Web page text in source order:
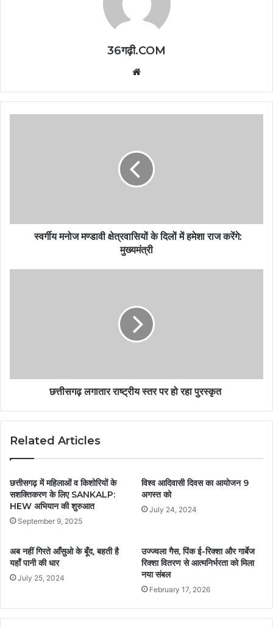
36गढ़ी.COM
स्वर्गीय मनोज मण्डावी क्षेत्रवासियों के दिलों में हमेशा राज करेंगे:
मुख्यमंत्री
छत्तीसगढ़ लगातार राष्ट्रीय स्तर पर हो रहा पुरस्कृत
Related Articles
छत्तीसगढ़ में महिलाओं व किशोरियों के
सशक्तिकरण के लिए SANKALP:
HEW अभियान की शुरुआत
September 9, 2025
विश्व आदिवासी दिवस का आयोजन 9
अगस्त को
July 24, 2024
अब नहीं गिरते आँसुओ के बूँद, बहती है
यहाँ पानी की धार
July 25, 2024
उज्ज्वला गैस, पिंक ई-रिक्शा और गार्बेज
रिक्शा वितरण से आत्मनिर्भरता को मिला
नया संबल
February 17, 2026